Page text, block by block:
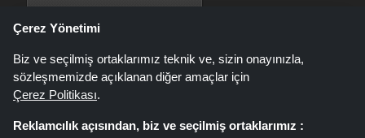
Çerez Yönetimi
Biz ve seçilmiş ortaklarımız teknik ve, sizin onayınızla,
sözleşmemizde açıklanan diğer amaçlar için
Çerez Politikası.
Reklamcılık açısından, biz ve seçilmiş ortaklarımız :